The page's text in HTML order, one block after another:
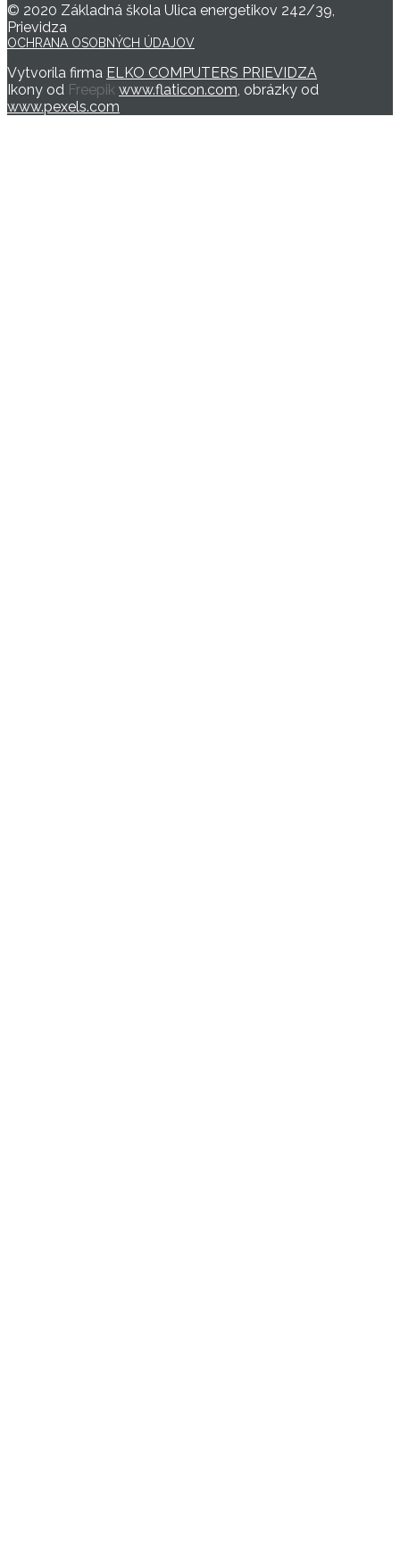
© 2020 Základná škola Ulica energetikov 242/39,
Prievidza
OCHRANA OSOBNÝCH ÚDAJOV
Vytvorila firma ELKO COMPUTERS PRIEVIDZA
Ikony od Freepik www.flaticon.com , obrázky od
www.pexels.com